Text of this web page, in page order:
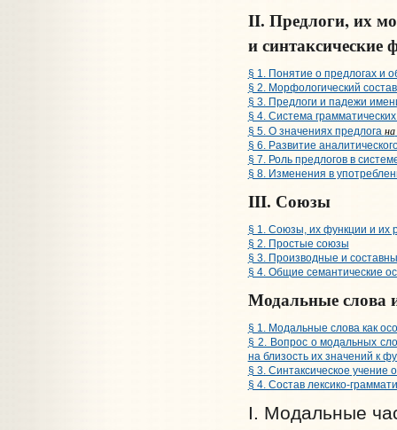
II. Предлоги, их
и синтаксические
§ 1. Понятие о предлогах и
§ 2. Морфологический
§ 3. Предлоги и падежи
§ 4. Система
§ 5. О значениях предлога на
§ 6. Развитие
§ 7. Роль предлогов в
§ 8. Изменения в
III. Союзы
§ 1. Союзы, их функции и их
§ 2. Простые союзы
§ 3. Производные и
§ 4. Общие семантические
Модальные слова
§ 1. Модальные слова как
§ 2. Вопрос о модальных
на близость их значений к
§ 3. Синтаксическое учение
§ 4. Состав лексико-
I. Модальные